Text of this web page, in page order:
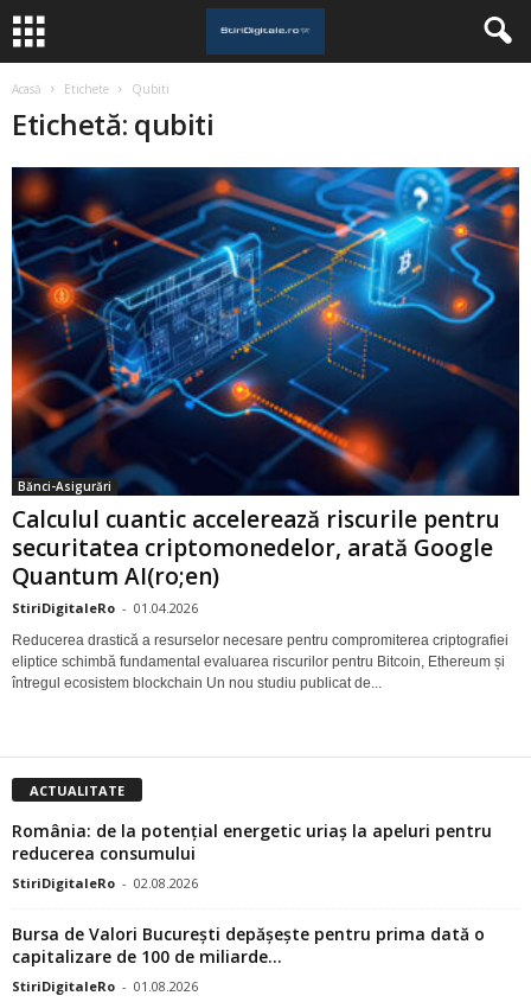
Acasă Etichete Qubiti
Etichetă: qubiti
Bănci-Asigurări
Calculul cuantic accelerează riscurile pentru
securitatea criptomonedelor, arată Google
Quantum AI(ro;en)
StiriDigitaleRo - 01.04.2026
Reducerea drastică a resurselor necesare pentru compromiterea criptografiei
eliptice schimbă fundamental evaluarea riscurilor pentru Bitcoin, Ethereum și
întregul ecosistem blockchain Un nou studiu publicat de...
ACTUALITATE
România: de la potențial energetic uriaș la apeluri pentru
reducerea consumului
StiriDigitaleRo - 02.08.2026
Bursa de Valori București depășește pentru prima dată o
capitalizare de 100 de miliarde...
StiriDigitaleRo - 01.08.2026